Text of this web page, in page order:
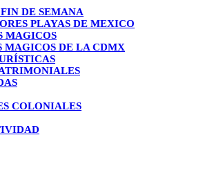
DE SEMANA
PLAYAS DE MEXICO
MAGICOS
MAGICOS DE LA CDMX
COLONIALES